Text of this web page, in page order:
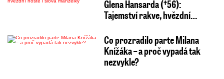
Glena Hansarda (†56):
Tajemství rakve, hvězdní…
Co prozradilo parte Milana
Knížáka – a proč vypadá tak
nezvykle?